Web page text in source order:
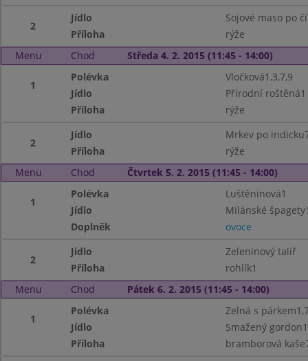
2
Jídlo
Sojové maso po
Příloha
rýže
Menu
Chod Středa 4. 2. 2015 (11:45 - 14:00)
1
Polévka
Vločková1,3,7,9
Jídlo
Přírodní roštěná1
Příloha
rýže
2
Jídlo
Mrkev po
Příloha
rýže
Menu
Chod Čtvrtek 5. 2. 2015 (11:45 - 14:00)
1
Polévka
Luštěninová1
Jídlo
Milánské
Doplněk
ovoce
2
Jídlo
Zeleninový talíř
Příloha
rohlík1
Menu
Chod Pátek 6. 2. 2015 (11:45 - 14:00)
1
Polévka
Zelná s
Jídlo
Smažený
Příloha
bramborová